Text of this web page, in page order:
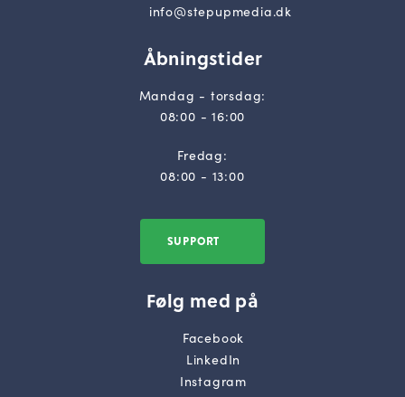
info@stepupmedia.dk
Åbningstider
Mandag - torsdag:
08:00 - 16:00
Fredag:
08:00 - 13:00
SUPPORT
Følg med på
Facebook
LinkedIn
Instagram